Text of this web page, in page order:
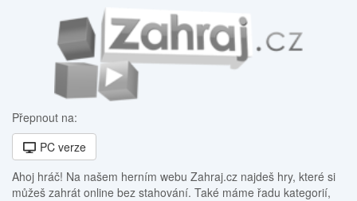
Přepnout na:
PC verze
Ahoj hráč! Na našem herním webu Zahraj.cz najdeš hry, které si
můžeš zahrát online bez stahování. Také máme řadu kategorií,